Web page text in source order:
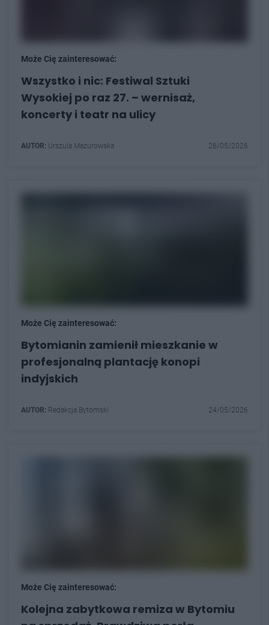
Może Cię zainteresować:
Wszystko i nic: Festiwal Sztuki
Wysokiej po raz 27. – wernisaż,
koncerty i teatr na ulicy
AUTOR: Urszula Mazurowska 26/05/2026
Może Cię zainteresować:
Bytomianin zamienił mieszkanie w
profesjonalną plantację konopi
indyjskich
AUTOR: Redakcja Bytomski 24/05/2026
Może Cię zainteresować:
Kolejna zabytkowa remiza w Bytomiu